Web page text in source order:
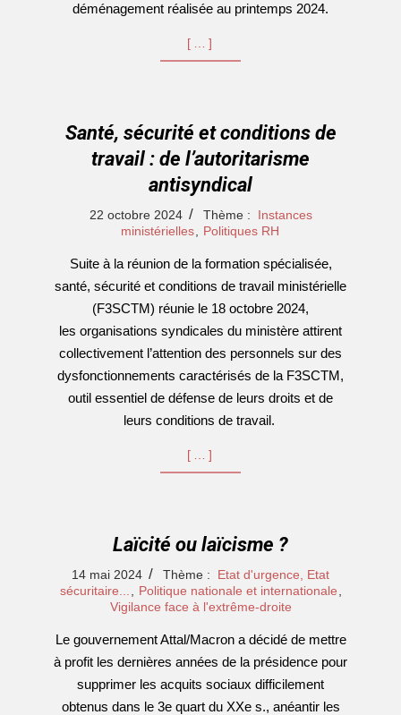
déménagement réalisée au printemps 2024.
[…]
Santé, sécurité et conditions de
travail : de l’autoritarisme
antisyndical
22 octobre 2024 Thème :
Instances
ministérielles
Politiques RH
Suite à la réunion de la formation spécialisée,
santé, sécurité et conditions de travail ministérielle
(F3SCTM) réunie le 18 octobre 2024,
les organisations syndicales du ministère attirent
collectivement l’attention des personnels sur des
dysfonctionnements caractérisés de la F3SCTM,
outil essentiel de défense de leurs droits et de
leurs conditions de travail.
[…]
Laïcité ou laïcisme ?
2024-
05-
14 mai 2024 Thème :
Etat d'urgence, Etat
sécuritaire...
Politique nationale et internationale
Vigilance face à l'extrême-droite
Le gouvernement Attal/Macron a décidé de mettre
à profit les dernières années de la présidence pour
supprimer les acquits sociaux difficilement
obtenus dans le 3e quart du XXe s., anéantir les